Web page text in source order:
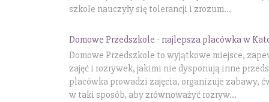
szkole nauczyły się tolerancji i zrozum...
Domowe Przedszkole - najlepsza placówka w
Domowe Przedszkole to wyjątkowe miejsce,
zajęć i rozrywek, jakimi nie dysponują inne
placówka prowadzi zajęcia, organizuje zabawy,
w taki sposób, aby zrównoważyć rozryw...